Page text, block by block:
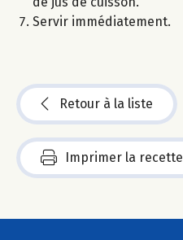
Servir immédiatement.
Retour à la liste
Imprimer la recette